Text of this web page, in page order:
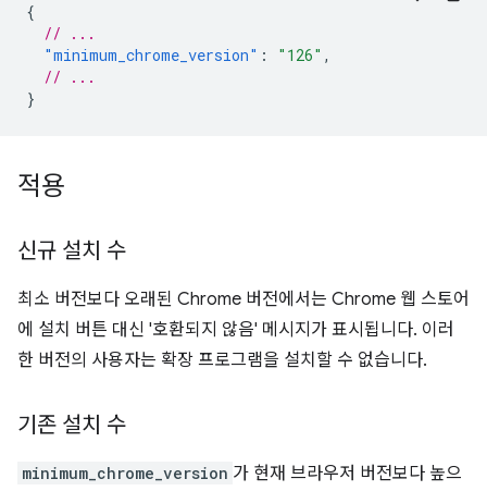
{
// ...
"minimum_chrome_version" : "126" ,
// ...
}
적용
신규 설치 수
최소 버전보다 오래된 Chrome 버전에서는 Chrome 웹 스토어
에 설치 버튼 대신 '호환되지 않음' 메시지가 표시됩니다. 이러
한 버전의 사용자는 확장 프로그램을 설치할 수 없습니다.
기존 설치 수
minimum_chrome_version 가 현재 브라우저 버전보다 높으